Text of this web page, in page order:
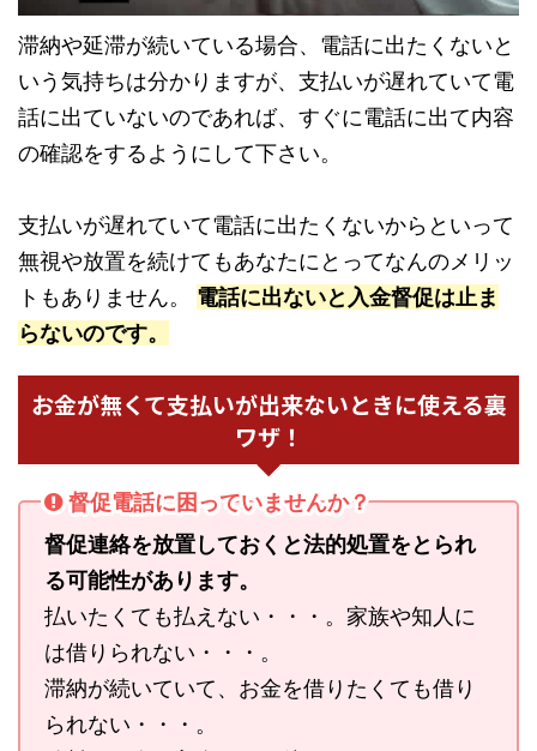
滞納や延滞が続いている場合、電話に出たくないと
いう気持ちは分かりますが、支払いが遅れていて電
話に出ていないのであれば、すぐに電話に出て内容
の確認をするようにして下さい。
支払いが遅れていて電話に出たくないからといって
無視や放置を続けてもあなたにとってなんのメリッ
トもありません。 電話に出ないと入金督促は止ま
らないのです。
お金が無くて支払いが出来ないときに使える裏
ワザ！
督促電話に困っていませんか？
督促連絡を放置しておくと法的処置をとられ
る可能性があります。
払いたくても払えない・・・。家族や知人に
は借りられない・・・。
滞納が続いていて、お金を借りたくても借り
られない・・・。